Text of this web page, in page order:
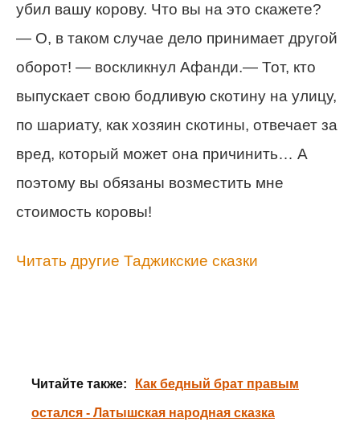
убил вашу корову. Что вы на это скажете?
— О, в таком случае дело принимает другой
оборот! — воскликнул Афанди.— Тот, кто
выпускает свою бодливую скотину на улицу,
по шариату, как хозяин скотины, отвечает за
вред, который может она причинить… А
поэтому вы обязаны возместить мне
стоимость коровы!
Читать другие Таджикские сказки
Читайте также: Как бедный брат правым
остался - Латышская народная сказка